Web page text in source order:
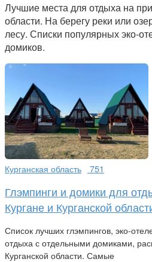
Лучшие места для отдыха на
области. На берегу реки или
лесу. Списки популярных эко-
домиков.
Курганская область 751
Глэмпинги и домики для
Кургане и Курганской
Список лучших глэмпингов, эко-
отдыха с отдельными домиками,
Курганской области. Самые